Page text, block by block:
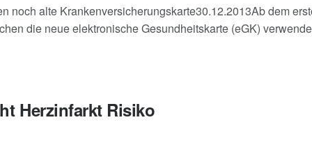
noch alte Krankenversicherungskarte30.12.2013Ab dem
die neue elektronische Gesundheitskarte (eGK)
Herzinfarkt Risiko